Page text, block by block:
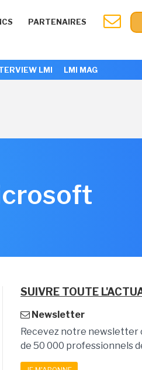
PARTENAIRES
LMI LMI MAG
SUIVRE TOUTE
Newsletter
Recevez notre newsletter
de 50 000 professionnels